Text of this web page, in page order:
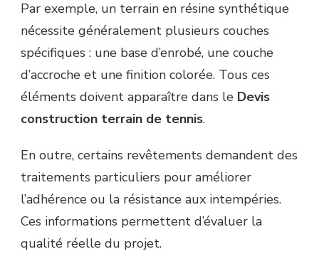
Par exemple, un terrain en résine synthétique
nécessite généralement plusieurs couches
spécifiques : une base d’enrobé, une couche
d’accroche et une finition colorée. Tous ces
éléments doivent apparaître dans le Devis
construction terrain de tennis.
En outre, certains revêtements demandent des
traitements particuliers pour améliorer
l’adhérence ou la résistance aux intempéries.
Ces informations permettent d’évaluer la
qualité réelle du projet.